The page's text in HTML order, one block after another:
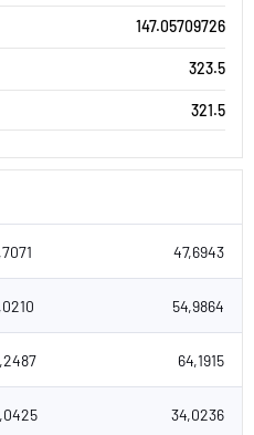
147.05709726
323.5
321.5
47,6943
54,9864
64,1915
34,0236